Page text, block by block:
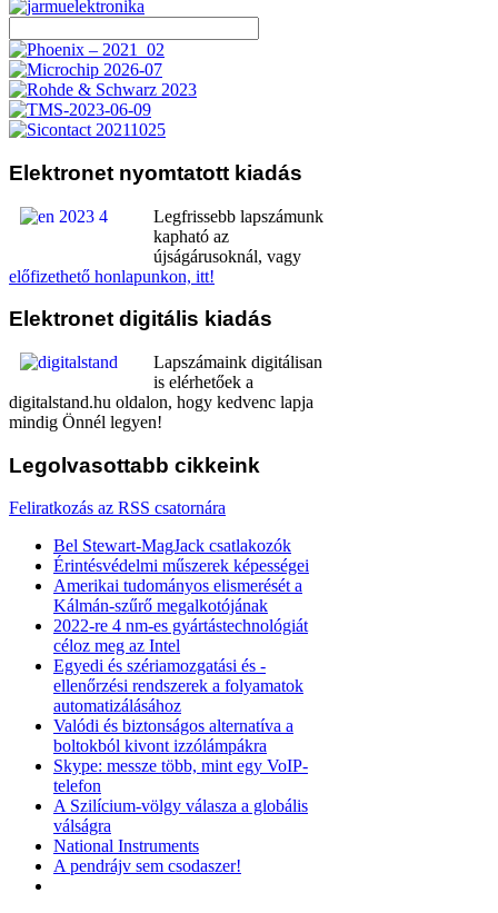
Elektronet nyomtatott kiadás
Legfrissebb lapszámunk
kapható az
újságárusoknál, vagy
előfizethető honlapunkon, itt!
Elektronet digitális kiadás
Lapszámaink digitálisan
is elérhetőek a
digitalstand.hu oldalon, hogy kedvenc lapja
mindig Önnél legyen!
Legolvasottabb cikkeink
Feliratkozás az RSS csatornára
Bel Stewart-MagJack csatlakozók
Érintésvédelmi műszerek képességei
Amerikai tudományos elismerését a
Kálmán-szűrő megalkotójának
2022-re 4 nm-es gyártástechnológiát
céloz meg az Intel
Egyedi és szériamozgatási és -
ellenőrzési rendszerek a folyamatok
automatizálásához
Valódi és biztonságos alternatíva a
boltokból kivont izzólámpákra
Skype: messze több, mint egy VoIP-
telefon
A Szilícium-völgy válasza a globális
válságra
National Instruments
A pendrájv sem csodaszer!